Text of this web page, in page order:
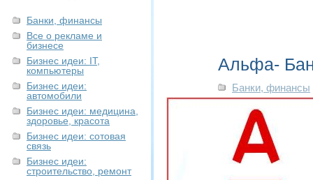
Банки, финансы
Все о рекламе и
бизнесе
Бизнес идеи: IT,
компьютеры
Бизнес идеи:
автомобили
Бизнес идеи: медицина,
здоровье, красота
Бизнес идеи: сотовая
связь
Бизнес идеи:
строительство, ремонт
Альфа-
Банки, финансы